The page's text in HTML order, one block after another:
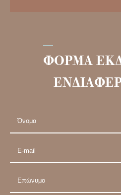
ΦΟΡΜΑ